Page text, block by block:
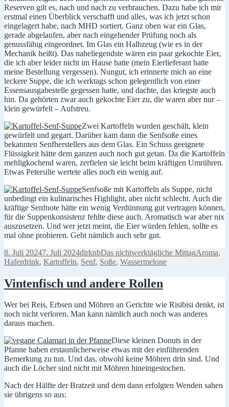
Reserven gilt es, nach und nach zu verbrauchen. Dazu habe ich mir
erstmal einen Überblick verschafft und alles, was ich jetzt schon
eingelagert habe, nach MHD sortiert. Ganz oben war ein Glas,
gerade abgelaufen, aber nach eingehender Prüfung noch als
genussfähig eingeordnet. Im Glas ein Halbzeug (wie es in der
Mechanik heißt). Das naheliegendste wären ein paar gekochte Eier,
die ich aber leider nicht im Hause hatte (mein Eierlieferant hatte
meine Bestellung vergessen). Nungut, ich erinnerte mich an eine
leckere Suppe, die ich werktags schon gelegentlich von einer
Essensausgabestelle gegessen hatte, und dachte, das kriegste auch
hin. Da gehörten zwar auch gekochte Eier zu, die waren aber nur –
klein gewürfelt – Aufstreu.
Zwei Kartoffeln wurden geschält, klein
gewürfelt und gegart. Darüber kam dann die Senfsoße eines
bekannten Senfherstellers aus dem Glas. Ein Schuss geeignete
Flüssigkeit hätte dem ganzen auch noch gut getan. Da die Kartoffeln
mehligkochend waren, zerfielen sie leicht beim kräftigen Umrühren.
Etwas Petersilie wertete alles noch ein wenig auf.
Senfsoße mit Kartoffeln als Suppe, nicht
unbedingt ein kulinarisches Highlight, aber nicht schlecht. Auch die
kräftige Senfnote hätte ein wenig Verdünnung gut vertragen können,
für die Suppenkonsistenz fehlte diese auch. Aromatisch war aber nix
auszusetzen. Und wer jetzt meint, die Eier würden fehlen, sollte es
mal ohne probieren. Geht nämlich auch sehr gut.
Veröffentlicht
am
8. Juli 20247. Juli 2024Autor
dirknbKategorien
Das nichtwerktägliche MittagAroma,
Haferdrink, Kartoffeln, Senf, Soße, Wassermelone
Vintenfisch und andere Rollen
Wer bei Reis, Erbsen und Möhren an Gerichte wie Risibisi denkt, ist
noch nicht verloren. Man kann nämlich auch noch was anderes
daraus machen.
Diese kleinen Donuts in der
Pfanne haben erstaunlicherweise etwas mit der einführenden
Bemerkung zu tun. Und das, obwohl keine Möhren drin sind. Und
auch die Löcher sind nicht mit Möhren hineingestochen.
Nach der Hälfte der Bratzeit und dem dann erfolgten Wenden sahen
sie übrigens so aus: